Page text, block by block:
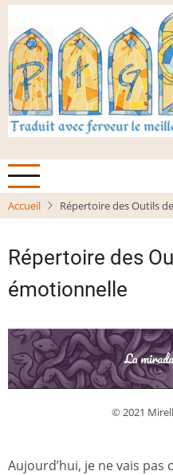
Aller
contenu
principal
Accueil Répertoire des Outils
Répertoire des
émotionnelle
© 2021
Aujourd’hui, je ne vais